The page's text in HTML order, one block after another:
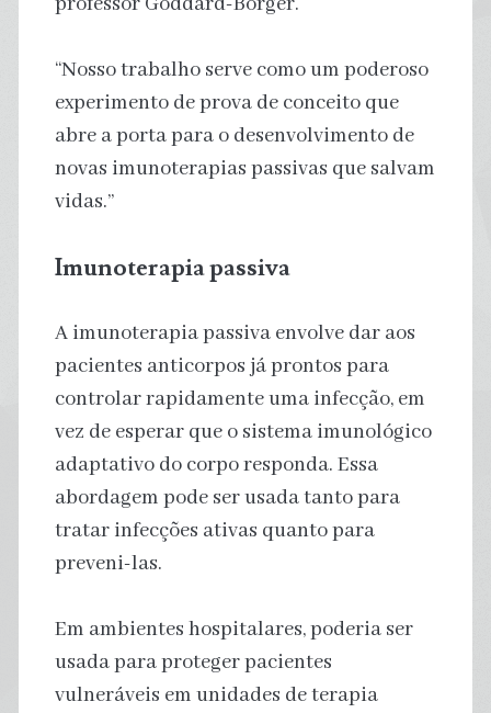
“Nosso trabalho serve como um poderoso
experimento de prova de conceito que
abre a porta para o desenvolvimento de
novas imunoterapias passivas que salvam
vidas.”
Imunoterapia passiva
A imunoterapia passiva envolve dar aos
pacientes anticorpos já prontos para
controlar rapidamente uma infecção, em
vez de esperar que o sistema imunológico
adaptativo do corpo responda. Essa
abordagem pode ser usada tanto para
tratar infecções ativas quanto para
preveni-las.
Em ambientes hospitalares, poderia ser
usada para proteger pacientes
vulneráveis em unidades de terapia